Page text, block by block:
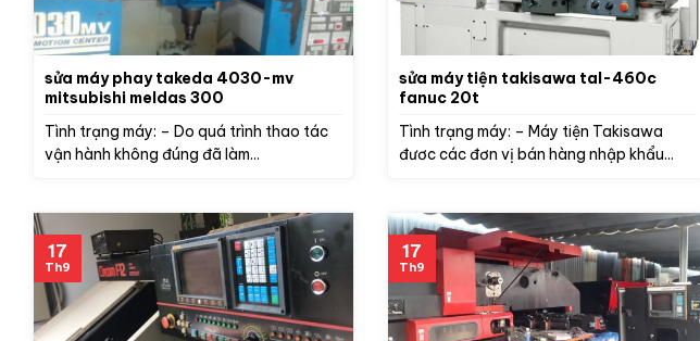
sửa máy phay takeda 4030-mv
mitsubishi meldas 300
Tình trạng máy: – Do quá trình thao tác
vận hành không đúng đã làm...
sửa máy tiện takisawa tal-460c
fanuc 20t
Tình trạng máy: – Máy tiện Takisawa
đươc các đơn vị bán hàng nhập khẩu...
17
Th9
17
Th9